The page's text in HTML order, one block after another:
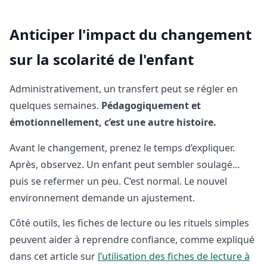
Anticiper l'impact du changement
sur la scolarité de l'enfant
Administrativement, un transfert peut se régler en
quelques semaines. Pédagogiquement et
émotionnellement, c’est une autre histoire.
Avant le changement, prenez le temps d’expliquer.
Après, observez. Un enfant peut sembler soulagé…
puis se refermer un peu. C’est normal. Le nouvel
environnement demande un ajustement.
Côté outils, les fiches de lecture ou les rituels simples
peuvent aider à reprendre confiance, comme expliqué
dans cet article sur l’utilisation des fiches de lecture à